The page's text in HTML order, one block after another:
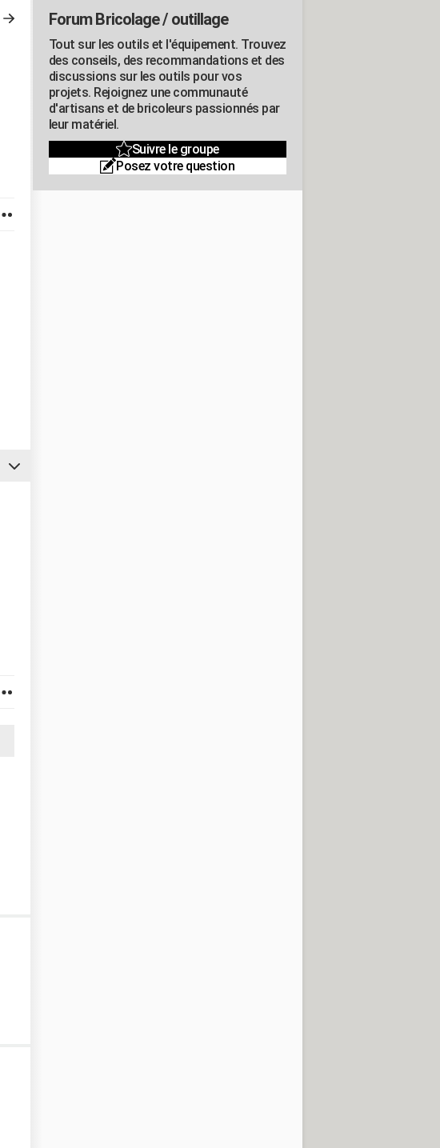
Forum Bricolage / outillage
Tout sur les outils et l'équipement. Trouvez
des conseils, des recommandations et des
discussions sur les outils pour vos
projets. Rejoignez une communauté
d'artisans et de bricoleurs passionnés par
leur matériel.
Suivre le groupe
Posez votre question